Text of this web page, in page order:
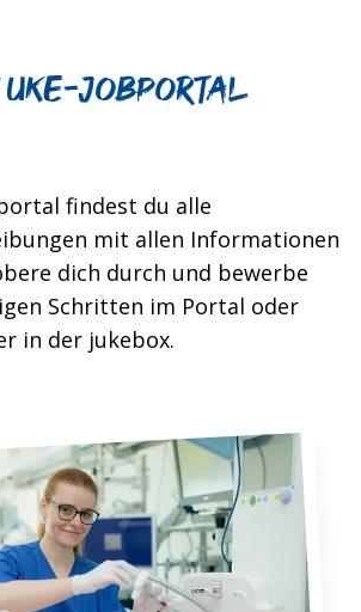
UKE-jobportal
findest du alle
mit allen Informationen
dich durch und bewerbe
Schritten im Portal oder
in der jukebox.